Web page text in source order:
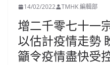
14/02/2022 TMHK 編輯部
增二千零七十一
以估計疫情走勢
籲令疫情盡快受